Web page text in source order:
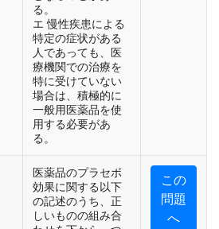
る。
エ 慢性疾患による
特定の症状がある
人であっても、医
療機関での治療を
特に受けていない
場合は、積極的に
一般用医薬品を使
用する必要があ
る。
医薬品のプラセボ
効果に関する以下
の記述のうち、正
しいものの組み合
この
問題
へ